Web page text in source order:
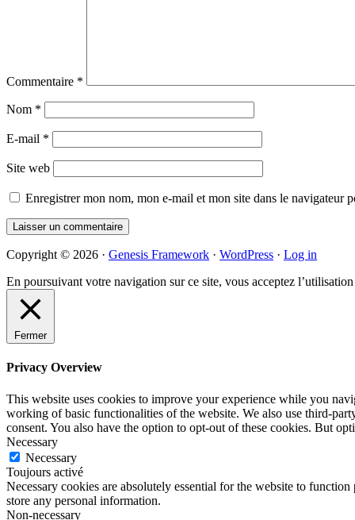
Commentaire *
Nom *
E-mail *
Site web
Enregistrer mon nom, mon e-mail et mon site dans le navigateur
Primary
Sidebar
Copyright © 2026 · Genesis Framework · WordPress · Log in
En poursuivant votre navigation sur ce site, vous acceptez
Fermer
Privacy Overview
This website uses cookies to improve your experience while you
working of basic functionalities of the website. We also use third-
consent. You also have the option to opt-out of these cookies. But
Necessary
Necessary
Toujours activé
Necessary cookies are absolutely essential for the website to
store any personal information.
Non-necessary